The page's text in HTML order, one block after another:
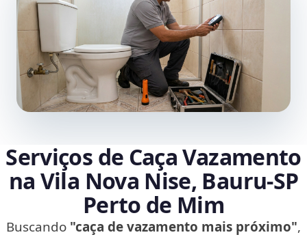
Serviços de Caça Vazamento
na Vila Nova Nise, Bauru‑SP
Perto de Mim
Buscando "caça de vazamento mais próximo",